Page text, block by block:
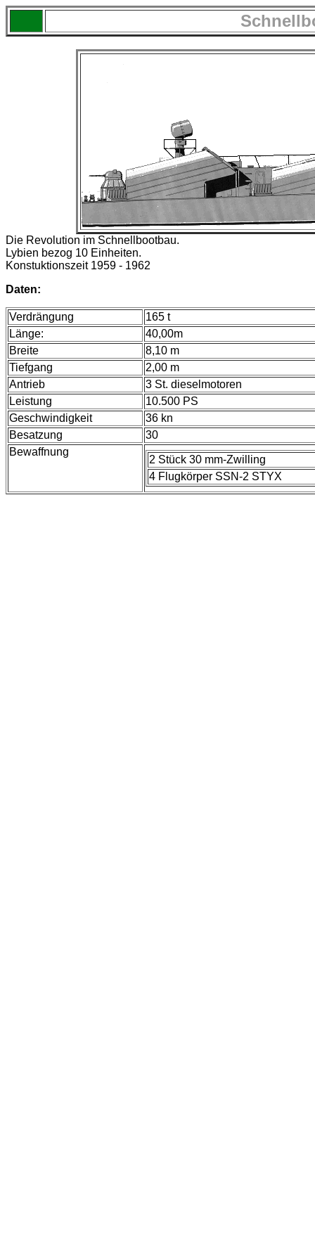
Die Revolution im Schnellbootbau.
Lybien bezog 10 Einheiten.
Konstuktionszeit 1959 - 1962
Daten:
Verdrängung
165 t
Länge:
40,00m
Breite
8,10 m
Tiefgang
2,00 m
Antrieb
3 St. dieselmotoren
Leistung
10.500 PS
Geschwindigkeit
36 kn
Besatzung
30
Bewaffnung
2 Stück 30 mm-Zwilling
4 Flugkörper SSN-2 STYX